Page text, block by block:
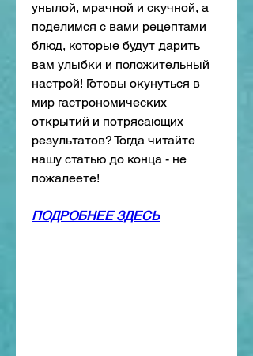
унылой, мрачной и скучной, а
поделимся с вами рецептами
блюд, которые будут дарить
вам улыбки и положительный
настрой! Готовы окунуться в
мир гастрономических
открытий и потрясающих
результатов? Тогда читайте
нашу статью до конца - не
пожалеете!
ПОДРОБНЕЕ ЗДЕСЬ